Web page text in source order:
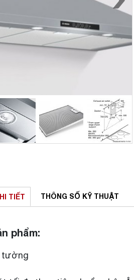
TIẾT THÔNG SỐ KỸ THUẬT
phẩm:
tường